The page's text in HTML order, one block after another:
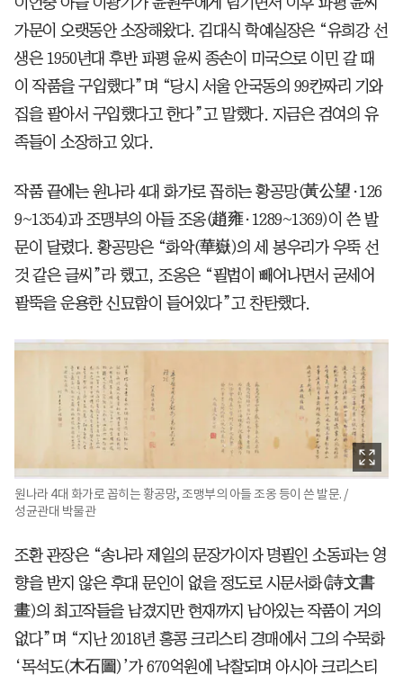
가문이 오랫동안 소장해왔다. 김대식 학예실장은 “유희강 선
생은 1950년대 후반 파평 윤씨 종손이 미국으로 이민 갈 때
이 작품을 구입했다”며 “당시 서울 안국동의 99칸짜리 기와
집을 팔아서 구입했다고 한다”고 말했다. 지금은 검여의 유
족들이 소장하고 있다.
작품 끝에는 원나라 4대 화가로 꼽히는 황공망(黃公望·126
9~1354)과 조맹부의 아들 조옹(趙雍·1289~1369)이 쓴 발
문이 달렸다. 황공망은 “화악(華嶽)의 세 봉우리가 우뚝 선
것 같은 글씨”라 했고, 조옹은 “필법이 빼어나면서 굳세어
팔뚝을 운용한 신묘함이 들어있다”고 찬탄했다.
원나라 4대 화가로 꼽히는 황공망, 조맹부의 아들 조옹 등이 쓴 발문. /
성균관대 박물관
조환 관장은 “송나라 제일의 문장가이자 명필인 소동파는 영
향을 받지 않은 후대 문인이 없을 정도로 시문서화(詩文書
畫)의 최고작들을 남겼지만 현재까지 남아있는 작품이 거의
없다”며 “지난 2018년 홍콩 크리스티 경매에서 그의 수묵화
‘목석도(木石圖)’가 670억원에 낙찰되며 아시아 크리스티